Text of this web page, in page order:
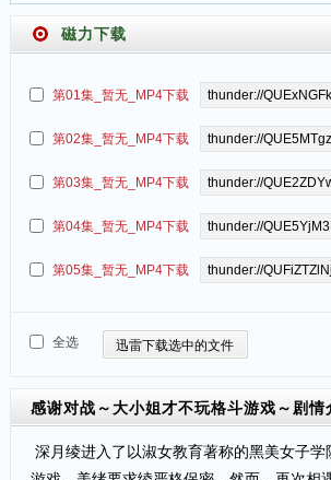
磁力下载
第01集_暂无_MP4下载
第02集_暂无_MP4下载
第03集_暂无_MP4下载
第04集_暂无_MP4下载
第05集_暂无_MP4下载
全选 迅雷下载选中的文件
感谢对战～大小姐才不玩格斗游戏～ 剧情
深月绫进入了以淑女教育著称的黑美女子